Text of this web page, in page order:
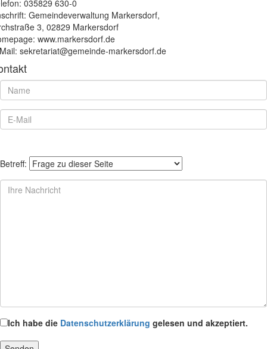
035829 630-0
Gemeindeverwaltung Markersdorf,
3, 02829 Markersdorf
www.markersdorf.de
sekretariat@gemeinde-markersdorf.de
Betreff:
Ich habe die Datenschutzerklärung gelesen und akzeptiert.